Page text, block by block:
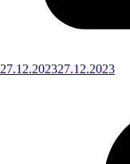
27.12.202327.12.2023